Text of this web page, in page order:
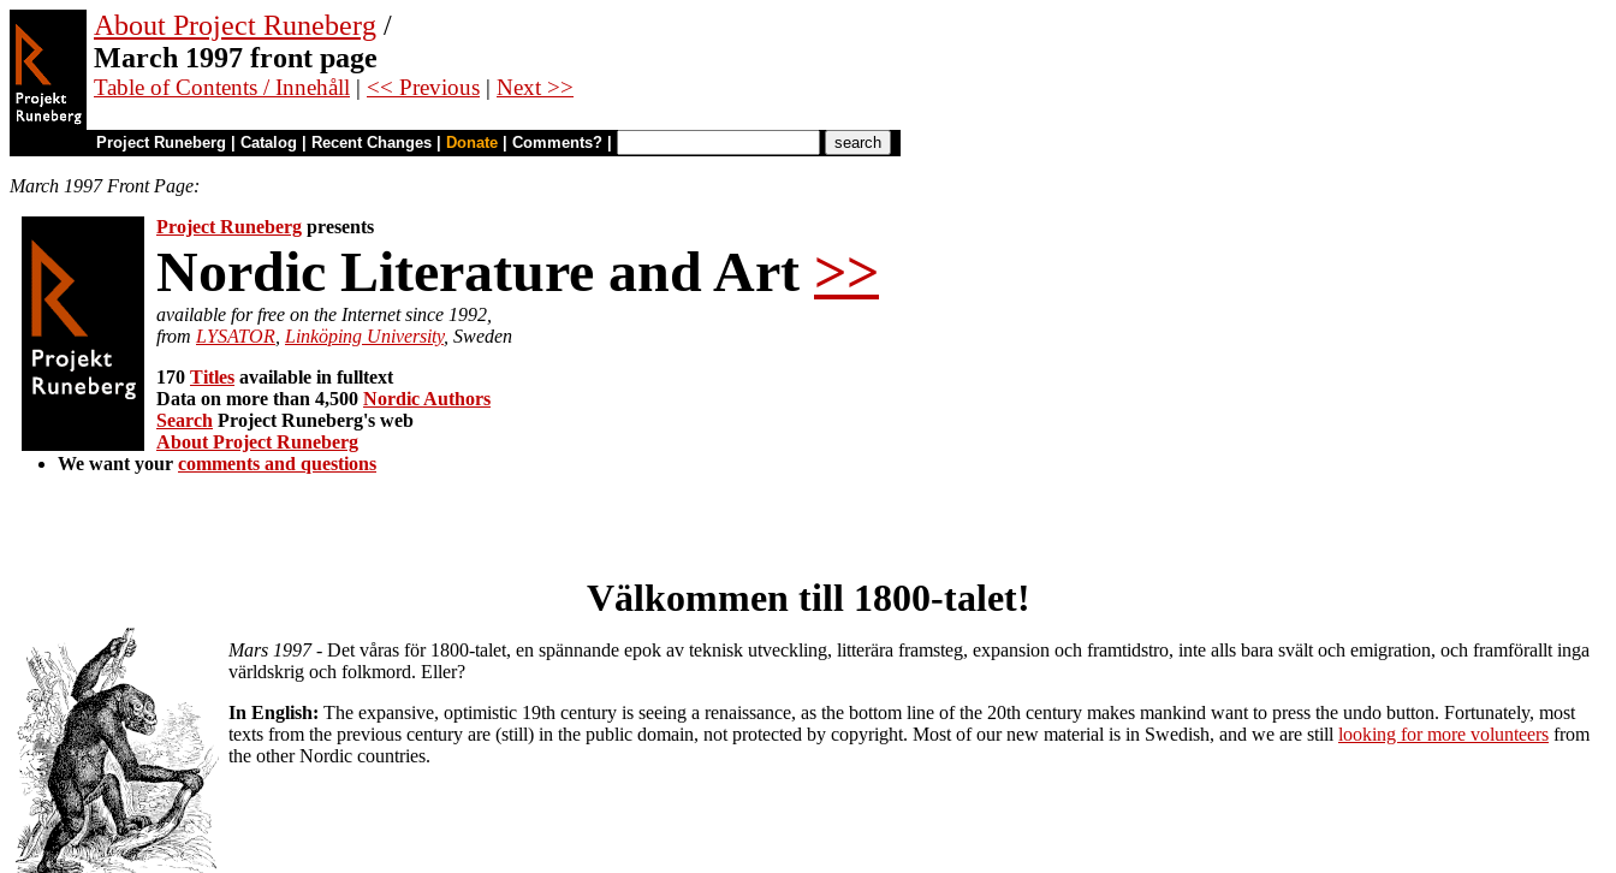
About Project Runeberg /
March 1997 front page
Table of Contents / Innehåll | << Previous | Next >>
Project Runeberg Catalog Recent Changes Donate Comments?
March 1997 Front Page:
Project Runeberg presents
Nordic Literature and Art >>
available for free on the Internet since 1992,
from LYSATOR Linköping University, Sweden
170 Titles available in fulltext
Data on more than 4,500 Nordic Authors
Search Project Runeberg's web
About Project Runeberg
We want your comments and questions
Välkommen till 1800-talet!
Mars 1997- Det våras för 1800-talet, en spännande epok av teknisk utveckling, litterära framsteg, expansion och framtidstro, inte alls bara svält och emigration, och framförallt inga
världskrig och folkmord. Eller?
In English: The expansive, optimistic 19th century is seeing a renaissance, as the bottom line of the 20th century makes mankind want to press the undo button. Fortunately, most
texts from the previous century are (still) in the public domain, not protected by copyright. Most of our new material is in Swedish, and we are still looking for more volunteers from
the other Nordic countries.